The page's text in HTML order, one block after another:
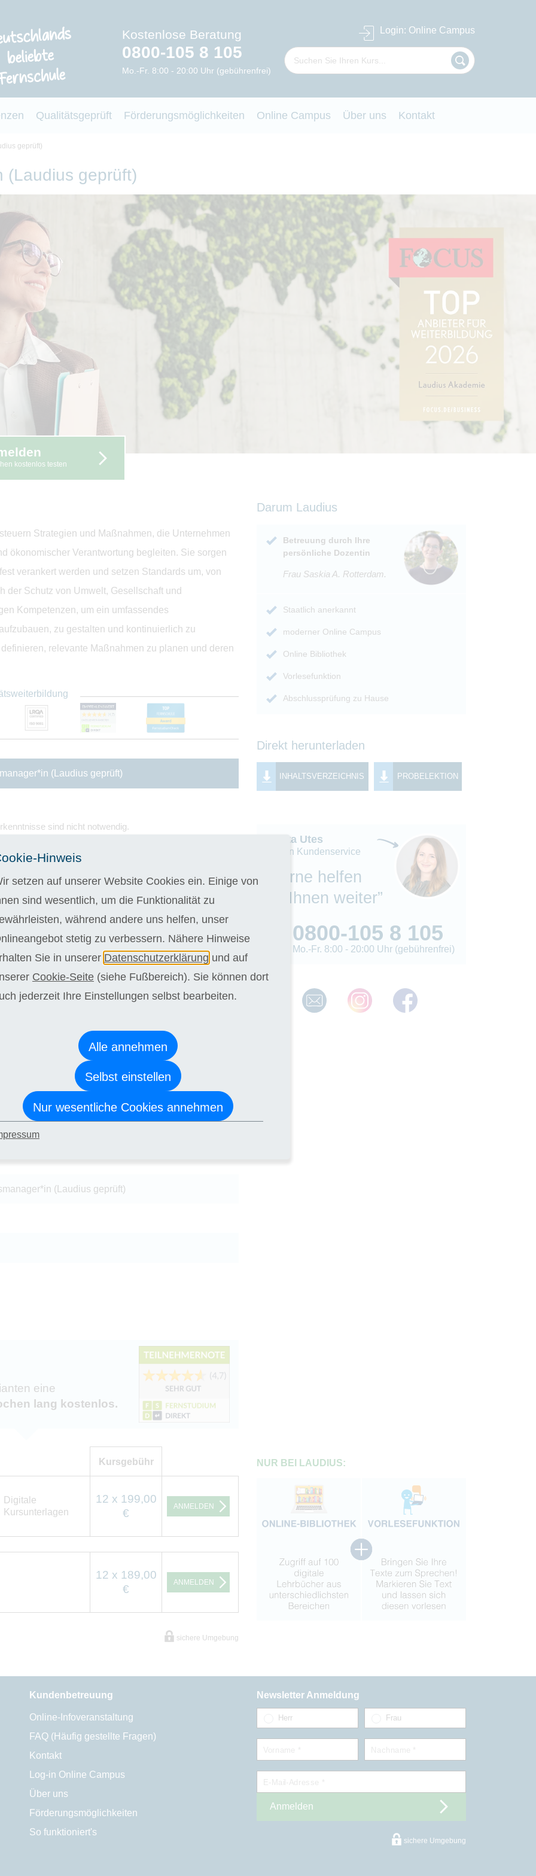
Login: Online Campus
Kostenlose Beratung
0800-105 8 105
Mo.-Fr. 8:00 - 20:00 Uhr (gebührenfrei)
Qualitätsgeprüft Förderungsmöglichkeiten Online Campus Über uns Kontakt
geprüft)
(Laudius geprüft)
kostenlos testen
Strategien und Maßnahmen, die Unternehmen
ökonomischer Verantwortung begleiten. Sie sorgen
verankert werden und setzen Standards um, von
der Schutz von Umwelt, Gesellschaft und
Kompetenzen, um ein umfassendes
zu gestalten und kontinuierlich zu
relevante Maßnahmen zu planen und deren
(Laudius geprüft)
sind nicht notwendig.
Lehrgangs-Module, bestehend aus 36 Lernheften und
Online-Seminar teil.
Wochen kostenlos testen
bei einer wöchentlichen Bearbeitungszeit
Wir bieten Ihnen jedoch die Möglichkeit schneller oder
Die Regelstudienzeit kann bei langsamerem
36 Monate kostenlos überschritten werden.
Sie niemals alleine da. Vertrauen Sie auf eine
Betreuung durch unsere sympathischen Fachdozenten,
auf Ihre Bedürfnisse eingehen, sich Zeit für Sie nehmen
unterstützen. Profitieren Sie von flexiblen
und erleben Sie einen inspirierenden Austausch, der
abwechslungsreich und unvergesslich werden lässt.
(Grundlagen Nachhaltigkeitsmanagement)
aller Module und Hausaufgaben.
(Nachhaltigkeitsmanager*in)
den Anforderungen für das Zeugnis, die Teilnahme an dem
sowie das Bestehen der Zwischenprüfung und der
(Laudius geprüft)
Darum Laudius
Betreuung durch Ihre
persönliche Dozentin
Frau Saskia A. Rotterdam.
Staatlich anerkannt
moderner Online Campus
Online Bibliothek
Vorlesefunktion
Abschlussprüfung zu Hause
Direkt herunterladen
INHALTSVERZEICHNIS PROBELEKTION
Madita Utes
Leiterin Kundenservice
“Gerne helfen
wir Ihnen weiter”
0800-105 8 105
Mo.-Fr. 8:00 - 20:00 Uhr (gebührenfrei)
eine
lang kostenlos.
Digitale
Kursunterlagen
Kursgebühr
12 x 199,00
€
ANMELDEN
12 x 189,00
€
ANMELDEN
sichere Umgebung
NUR BEI LAUDIUS:
Kundenbetreuung
Online-Infoveranstaltung
FAQ (Häufig gestellte Fragen)
Kontakt
Log-in Online Campus
Über uns
Förderungsmöglichkeiten
So funktioniert's
Newsletter Anmeldung
Herr Frau
Anmelden
sichere Umgebung
Hinweis
setzen auf unserer Website Cookies ein. Einige von
sind wesentlich, um die Funktionalität zu
während andere uns helfen, unser
stetig zu verbessern. Nähere Hinweise
Sie in unserer Datenschutzerklärung und auf
Cookie-Seite (siehe Fußbereich). Sie können dort
jederzeit Ihre Einstellungen selbst bearbeiten.
Alle annehmen
Selbst einstellen
Nur wesentliche Cookies annehmen